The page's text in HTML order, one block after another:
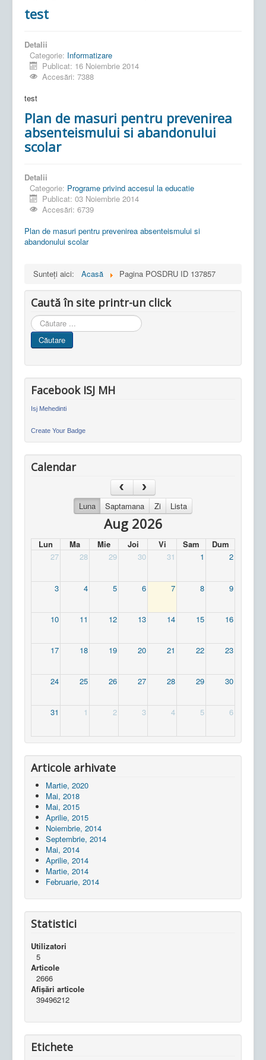
test
Detalii
Categorie: Informatizare
Publicat: 16 Noiembrie 2014
Accesări: 7388
test
Plan de masuri pentru prevenirea
absenteismului si abandonului
scolar
Detalii
Categorie: Programe privind accesul la educatie
Publicat: 03 Noiembrie 2014
Accesări: 6739
Plan de masuri pentru prevenirea absenteismului si
abandonului scolar
Sunteți aici: Acasă Pagina POSDRU ID 137857
Caută în site printr-un click
Cauta
in
site
Căutare
Facebook ISJ MH
Isj Mehedinti
Create Your Badge
Calendar
Luna Saptamana Zi Lista
Aug 2026
Lun Ma Mie Joi Vi Sam
Dum
27
28 29 30 31 1 2
3 4 5 6 7 8 9
10 11 12 13 14 15 16
17 18 19 20 21 22 23
24 25 26 27 28 29 30
31 1 2 3 4 5 6
Articole arhivate
Martie, 2020
Mai, 2018
Mai, 2015
Aprilie, 2015
Noiembrie, 2014
Septembrie, 2014
Mai, 2014
Aprilie, 2014
Martie, 2014
Februarie, 2014
Statistici
Utilizatori
5
Articole
2666
Afișări articole
39496212
Etichete